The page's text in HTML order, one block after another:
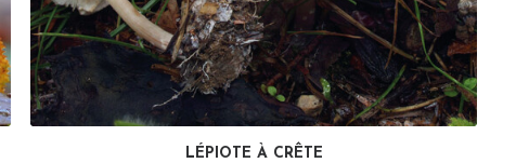
LÉPIOTE À CRÊTE